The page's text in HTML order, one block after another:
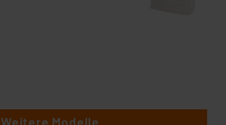
Weitere Modelle